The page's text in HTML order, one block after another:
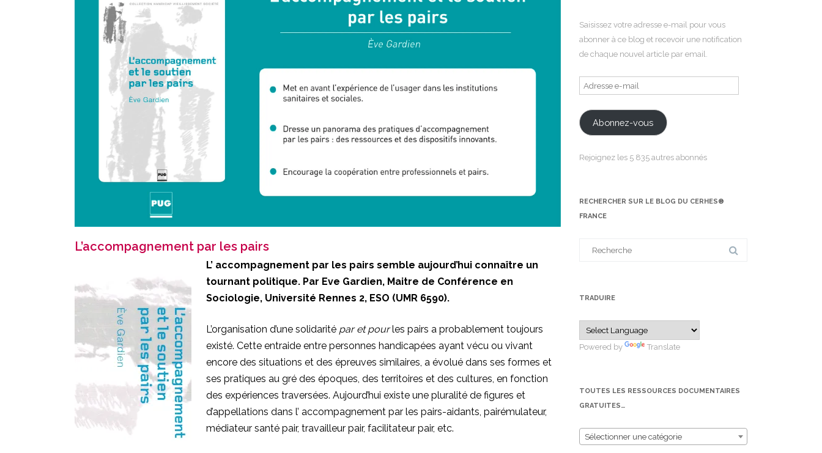
L’accompagnement par les pairs
L’ accompagnement par les pairs semble aujourd’hui connaître un
tournant politique. Par Eve Gardien, Maitre de Conférence en
Sociologie, Université Rennes 2, ESO (UMR 6590).
L’organisation d’une solidarité par et pourles pairs a probablement toujours
existé. Cette entraide entre personnes handicapées ayant vécu ou vivant
encore des situations et des épreuves similaires, a évolué dans ses formes et
ses pratiques au gré des époques, des territoires et des cultures, en fonction
des expériences traversées. Aujourd’hui existe une pluralité de figures et
d’appellations dans l’ accompagnement par les pairs-aidants, pairémulateur,
médiateur santé pair, travailleur pair, facilitateur pair, etc.
Saisissez votre adresse e-mail pour vous
abonner à ce blog et recevoir une notification
de chaque nouvel article par email.
Adresse
e-
mail
Abonnez-vous
Rejoignez les 5 835 autres abonnés
RECHERCHER SUR LE BLOG DU CERHES®
FRANCE
TRADUIRE
Powered by Translate
TOUTES LES RESSOURCES DOCUMENTAIRES
GRATUITES…
Sélectionner une catégorie